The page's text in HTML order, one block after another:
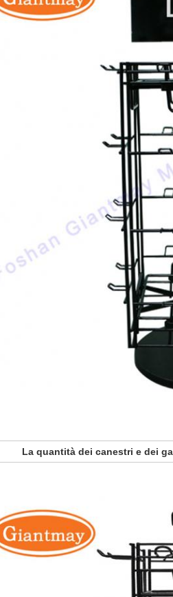
La quantità dei canestri e dei